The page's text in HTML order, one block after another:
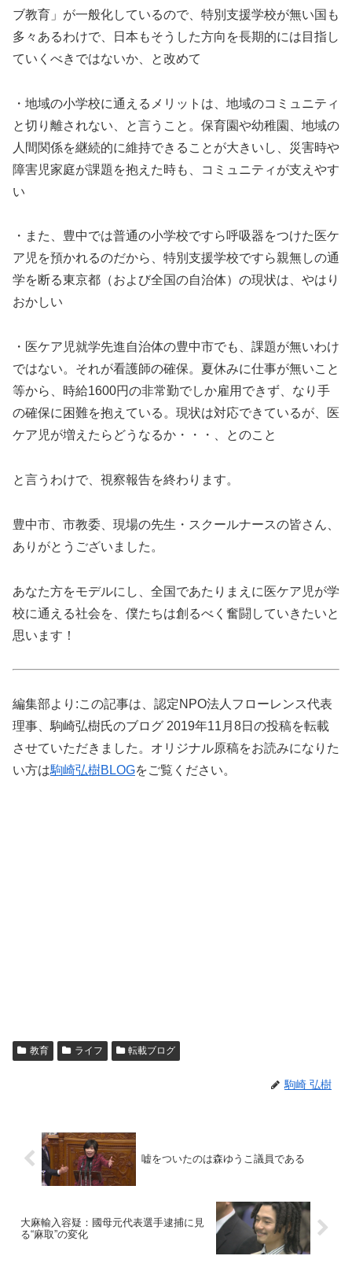
ブ教育」が一般化しているので、特別支援学校が無い国も
多々あるわけで、日本もそうした方向を長期的には目指し
ていくべきではないか、と改めて
・地域の小学校に通えるメリットは、地域のコミュニティ
と切り離されない、と言うこと。保育園や幼稚園、地域の
人間関係を継続的に維持できることが大きいし、災害時や
障害児家庭が課題を抱えた時も、コミュニティが支えやす
い
・また、豊中では普通の小学校ですら呼吸器をつけた医ケ
ア児を預かれるのだから、特別支援学校ですら親無しの通
学を断る東京都（および全国の自治体）の現状は、やはり
おかしい
・医ケア児就学先進自治体の豊中市でも、課題が無いわけ
ではない。それが看護師の確保。夏休みに仕事が無いこと
等から、時給1600円の非常勤でしか雇用できず、なり手
の確保に困難を抱えている。現状は対応できているが、医
ケア児が増えたらどうなるか・・・、とのこと
と言うわけで、視察報告を終わります。
豊中市、市教委、現場の先生・スクールナースの皆さん、
ありがとうございました。
あなた方をモデルにし、全国であたりまえに医ケア児が学
校に通える社会を、僕たちは創るべく奮闘していきたいと
思います！
編集部より:この記事は、認定NPO法人フローレンス代表
理事、駒崎弘樹氏のブログ 2019年11月8日の投稿を転載
させていただきました。オリジナル原稿をお読みになりた
い方は駒崎弘樹BLOGをご覧ください。
教育 ライフ 転載ブログ
駒崎 弘樹
嘘をついたのは森ゆうこ議員である
大麻輸入容疑：國母元代表選手逮捕に見
る“麻取”の変化